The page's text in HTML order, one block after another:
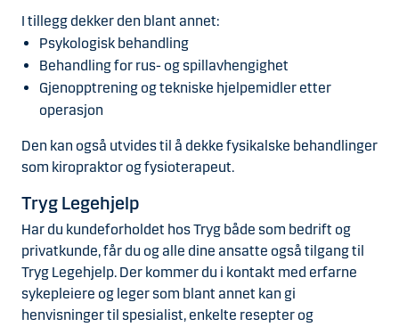
I tillegg dekker den blant annet:
Psykologisk behandling
Behandling for rus- og spillavhengighet
Gjenopptrening og tekniske hjelpemidler etter
operasjon
Den kan også utvides til å dekke fysikalske behandlinger
som kiropraktor og fysioterapeut.
Tryg Legehjelp
Har du kundeforholdet hos Tryg både som bedrift og
privatkunde, får du og alle dine ansatte også tilgang til
Tryg Legehjelp. Der kommer du i kontakt med erfarne
sykepleiere og leger som blant annet kan gi
henvisninger til spesialist, enkelte resepter og